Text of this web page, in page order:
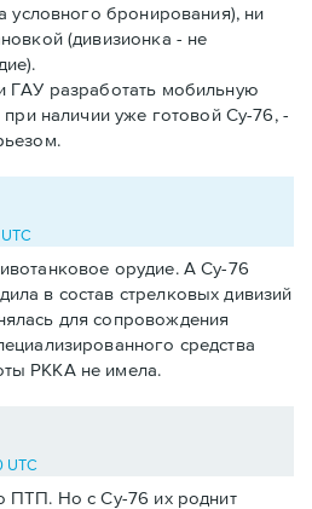
условного бронирования), ни
(дивизионка - не
ГАУ разработать мобильную
при наличии уже готовой Су-76, -
орудие. А Су-76
в состав стрелковых дивизий
для сопровождения
средства
РККА не имела.
UTC
ПТП. Но с Су-76 их роднит